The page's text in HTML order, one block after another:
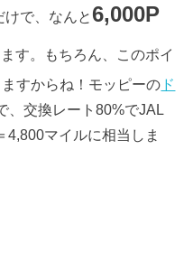
で、なんと 6,000P
す。もちろん、このポイ
すからね！モッピーの ド
、交換レート80%でJAL
4,800マイルに相当しま